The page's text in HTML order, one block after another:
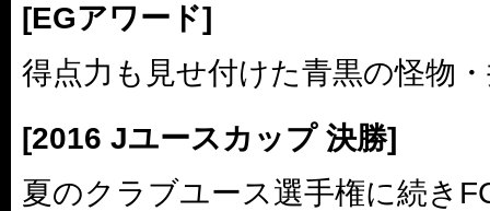
[EGアワード]
得点力も見せ付けた青黒の怪物
[2016 Jユースカップ 決勝]
夏のクラブユース選手権に続き